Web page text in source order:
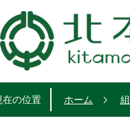
在の位置 ホーム